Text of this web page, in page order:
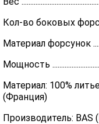
Кол-во боковых
Материал форсунок
Мощность
Материал: 100%
(Франция)
Производитель: BAS